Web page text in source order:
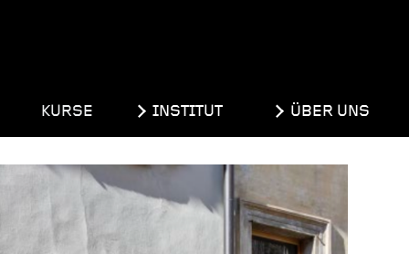
KURSE INSTITUT ÜBER UNS